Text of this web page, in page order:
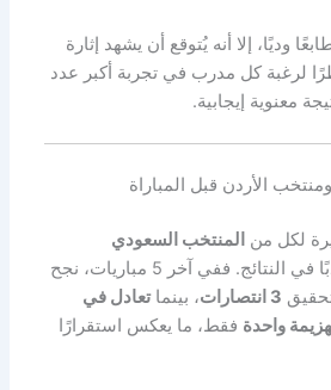
وديًا، إلا أنه يُتوقع أن يشهد إثارة
لرغبة كل مدرب في تجربة أكبر عدد
معنوية إيجابية.
الأردن قبل المباراة
لكل من المنتخب السعودي
تذبذبًا في النتائج. ففي آخر 5 مباريات، نجح
3 انتصارات ، بينماتعادل في
واحدة فقط، ما يعكس استقرارًا